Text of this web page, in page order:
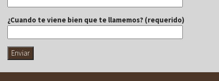
¿Cuando te viene bien que te llamemos? (requerido)